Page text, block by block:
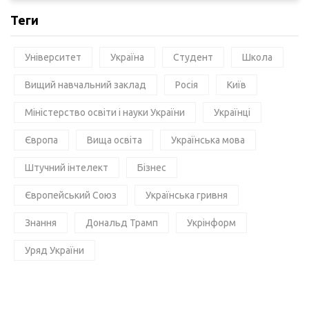
Теги
Університет Україна Студент Школа
Вищий навчальний заклад Росія Київ
Міністерство освіти і науки України Українці
Європа Вища освіта Українська мова
Штучний інтелект Бізнес
Європейський Союз Українська гривня
Знання Дональд Трамп Укрінформ
Уряд України